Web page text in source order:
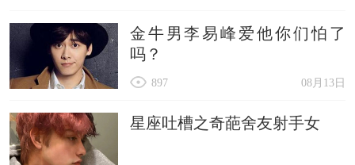
金牛男李易峰爱他你们怕了
吗？
08月13日
897
星座吐槽之奇葩舍友射手女